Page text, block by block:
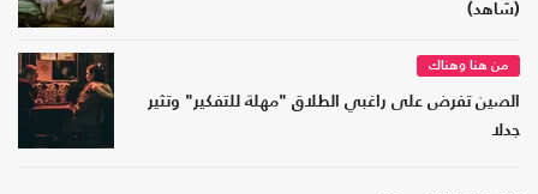
(شاهد)
من هنا وهناك
الصين تفرض على راغبي الطلاق "مهلة للتفكير" وتثير
جدلا